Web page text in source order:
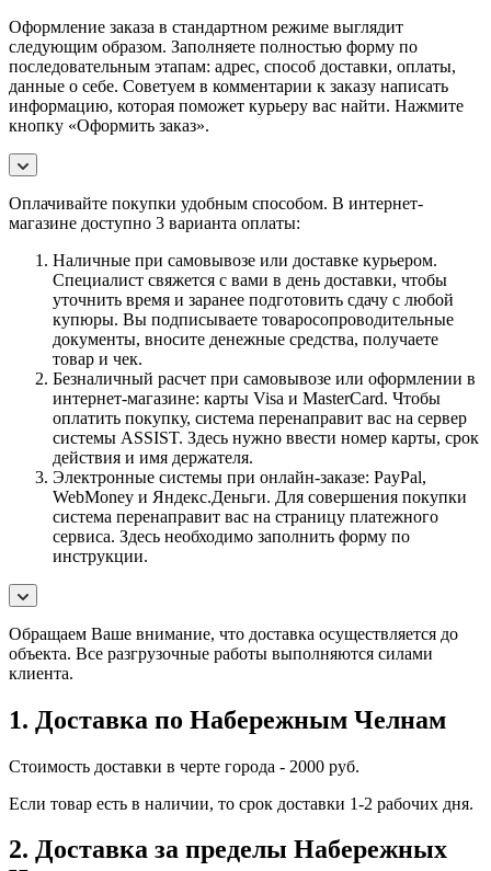
Оформление заказа в стандартном режиме выглядит
следующим образом. Заполняете полностью форму по
последовательным этапам: адрес, способ доставки, оплаты,
данные о себе. Советуем в комментарии к заказу написать
информацию, которая поможет курьеру вас найти. Нажмите
кнопку «Оформить заказ».
Оплачивайте покупки удобным способом. В интернет-
магазине доступно 3 варианта оплаты:
Наличные при самовывозе или доставке курьером.
Специалист свяжется с вами в день доставки, чтобы
уточнить время и заранее подготовить сдачу с любой
купюры. Вы подписываете товаросопроводительные
документы, вносите денежные средства, получаете
товар и чек.
Безналичный расчет при самовывозе или оформлении в
интернет-магазине: карты Visa и MasterCard. Чтобы
оплатить покупку, система перенаправит вас на сервер
системы ASSIST. Здесь нужно ввести номер карты, срок
действия и имя держателя.
Электронные системы при онлайн-заказе: PayPal,
WebMoney и Яндекс.Деньги. Для совершения покупки
система перенаправит вас на страницу платежного
сервиса. Здесь необходимо заполнить форму по
инструкции.
Обращаем Ваше внимание, что доставка осуществляется до
объекта. Все разгрузочные работы выполняются силами
клиента.
1. Доставка по Набережным Челнам
Стоимость доставки в черте города - 2000 руб.
Если товар есть в наличии, то срок доставки 1-2 рабочих дня.
2. Доставка за пределы Набережных